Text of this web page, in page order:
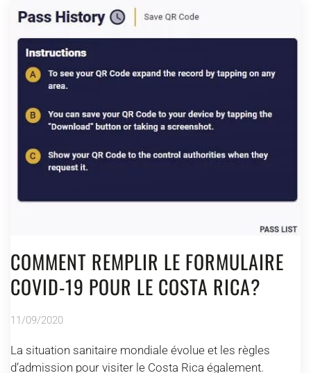
COMMENT REMPLIR LE FORMULAIRE
COVID-19 POUR LE COSTA RICA?
11/09/2020
La situation sanitaire mondiale évolue et les règles
d’admission pour visiter le Costa Rica également.